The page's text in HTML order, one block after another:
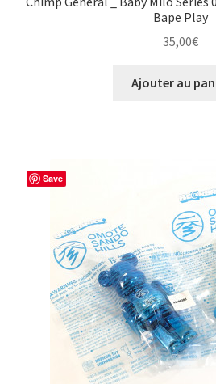
Bape Play
35,00€
Ajouter au
Save